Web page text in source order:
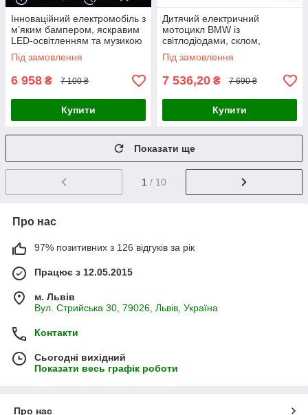
Інноваційний електромобіль з
м’яким бампером, яскравим
LED-освітленням та музикою
Під замовлення
6 958 ₴ 7 100 ₴
Купити
Дитячий електричний
мотоцикл BMW із
світлодіодами, склом,
вихлопом і музикою
Під замовлення
7 536,20 ₴ 7 690 ₴
Купити
Показати ще
1 / 10
Про нас
97% позитивних з 126 відгуків за рік
Працює з 12.05.2015
м. Львів
Вул. Стрийська 30, 79026, Львів, Україна
Контакти
Сьогодні вихідний
Показати весь графік роботи
Про нас